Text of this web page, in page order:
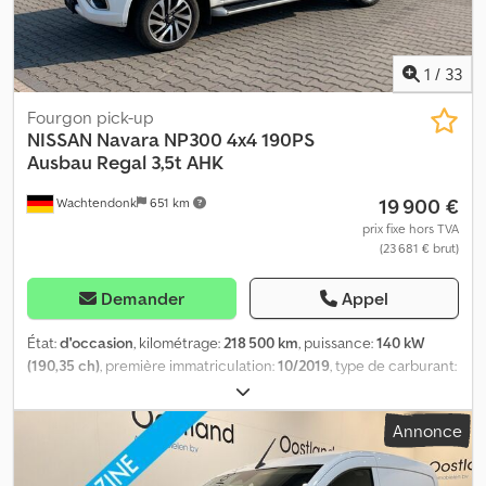
39 kW / 53 ch, déplacement latéral, cabine complète, mât duplex,
hauteur de levée : 3 300 mm, éclairage.
1 / 33
Wachtendonk 651 km
Fourgon pick-up
NISSAN Navara NP300 4x4 190PS
Ausbau Regal 3,5t AHK
19 900 €
prix fixe hors TVA
(23 681 € brut)
Demander Appel
État:d'occasion, kilométrage:218 500 km, puissance:140 kW
(190,35 ch), première immatriculation:10/2019, type de carburant:
, couleur:
automatique, classe d'émission:Euro 6, nombre de sièges:2,
longueur totale:5 330 mm, largeur totale:
, hauteur
1 840 mm , Équipement:
ABS, climatisation, programme
électronique de stabilité (ESP), système de navigation,
Annonce